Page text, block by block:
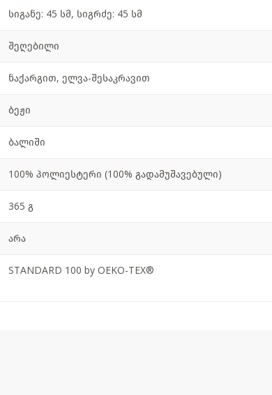
სიგანე: 45 სმ, სიგრძე: 45 სმ
შეღებილი
ნაქარგით, ელვა-შესაკრავით
ბეჟი
ბალიში
100% პოლიესტერი (100% გადამუშავებული)
365 გ
არა
STANDARD 100 by OEKO-TEX®